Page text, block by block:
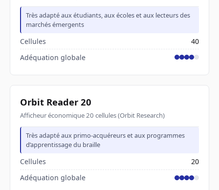
Très adapté aux étudiants, aux écoles et aux lecteurs des
marchés émergents
Cellules
40
Adéquation globale
Orbit Reader 20
Afficheur économique 20 cellules (Orbit Research)
Très adapté aux primo-acquéreurs et aux programmes
d’apprentissage du braille
Cellules
20
Adéquation globale